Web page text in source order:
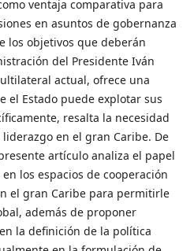
ventaja comparativa para
en asuntos de gobernanza
los objetivos que deberán
del Presidente Iván
actual, ofrece una
el Estado puede explotar sus
resalta la necesidad
en el gran Caribe. De
artículo analiza el papel
los espacios de cooperación
el gran Caribe para permitirle
además de proponer
la definición de la política